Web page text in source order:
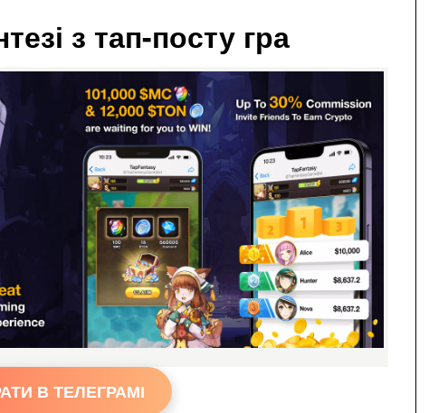
з тап-посту гра
В ТЕЛЕГРАМІ